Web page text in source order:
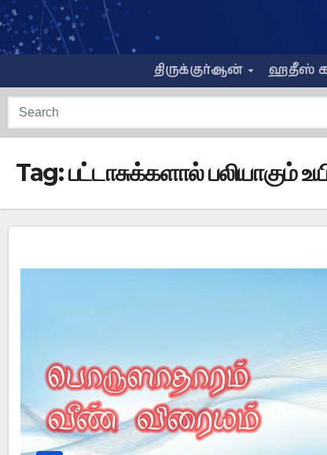
Skip
to
content
திருக்குர்ஆன் ஹதீஸ்
Tag:பட்டாசுக்களால் பலியாகும்
Did Jesus Resurrect on Sunday or Monday?